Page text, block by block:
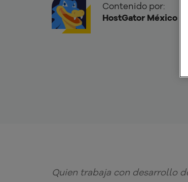
Contenido por:
HostGator México
Quien trabaja con desarrollo